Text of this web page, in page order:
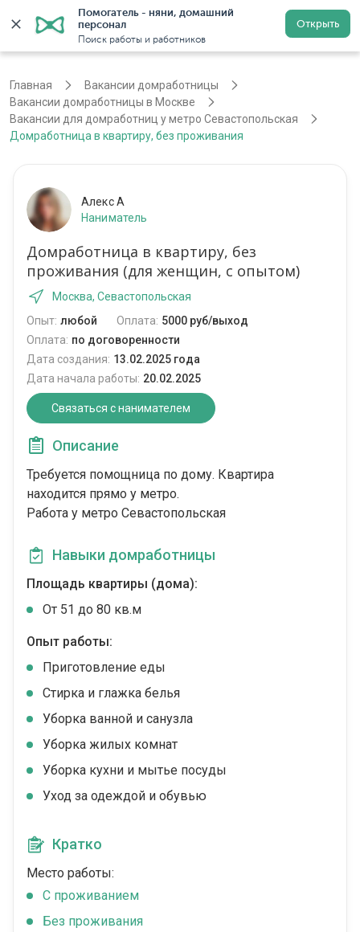
Помогатель - няни, домашний
персонал
Поиск работы и работников
Открыть
Регистрация
Главная
Вакансии домработницы
Вакансии домработницы в Москве
Вакансии для домработниц у метро Севастопольская
Домработница в квартиру, без проживания
Алекс А
Наниматель
Домработница в квартиру, без
проживания (для женщин, с опытом)
Москва, Севастопольская
Опыт: любой Оплата: 5000 руб/выход
Оплата: по договоренности
Дата создания: 13.02.2025 года
Дата начала работы: 20.02.2025
Связаться с нанимателем
Описание
Требуется помощница по дому. Квартира
находится прямо у метро.
Работа у метро Севастопольская
Навыки домработницы
Площадь квартиры (дома):
От 51 до 80 кв.м
Опыт работы:
Приготовление еды
Стирка и глажка белья
Уборка ванной и санузла
Уборка жилых комнат
Уборка кухни и мытье посуды
Уход за одеждой и обувью
Кратко
Место работы:
C проживанием
Без проживания